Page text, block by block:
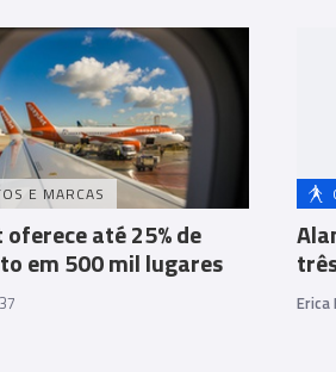
E MARCAS
oferece até 25% de
em 500 mil lugares
Erica